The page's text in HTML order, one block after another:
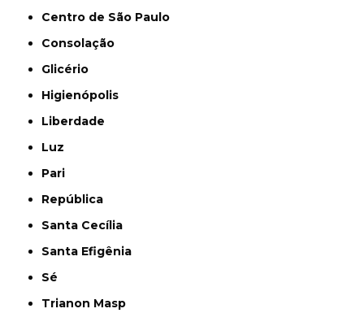
Centro de São Paulo
Consolação
Glicério
Higienópolis
Liberdade
Luz
Pari
República
Santa Cecília
Santa Efigênia
Sé
Trianon Masp